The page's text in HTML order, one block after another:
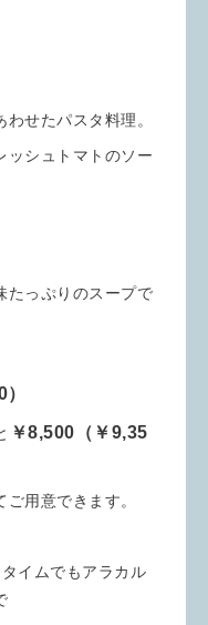
せたパスタ料理。
シュトマトのソー
っぷりのスープで
￥8,500（￥9,35
ご用意できます。
イムでもアラカル